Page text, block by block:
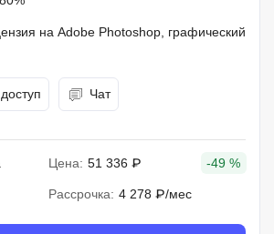
на Adobe Photoshop, графический
Чат
Цена: 51 336 ₽ -49 %
Рассрочка: 4 278 ₽/мес